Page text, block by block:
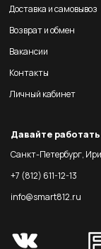
Доставка и самовывоз
Возврат и обмен
Вакансии
Контакты
Личный кабинет
Давайте
Санкт-Петербург,
+7 (812) 611-12-13
info@smart812.ru